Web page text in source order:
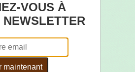
VOUS À
NEWSLETTER
maintenant